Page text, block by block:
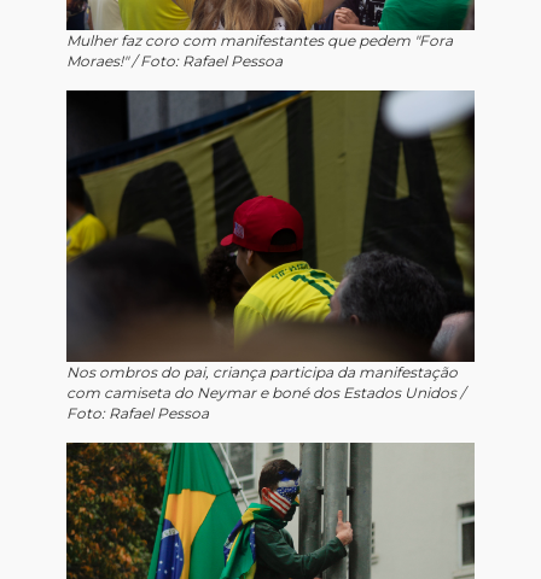
Mulher faz coro com manifestantes que pedem "Fora
Moraes!" / Foto: Rafael Pessoa
Nos ombros do pai, criança participa da manifestação
com camiseta do Neymar e boné dos Estados Unidos /
Foto: Rafael Pessoa